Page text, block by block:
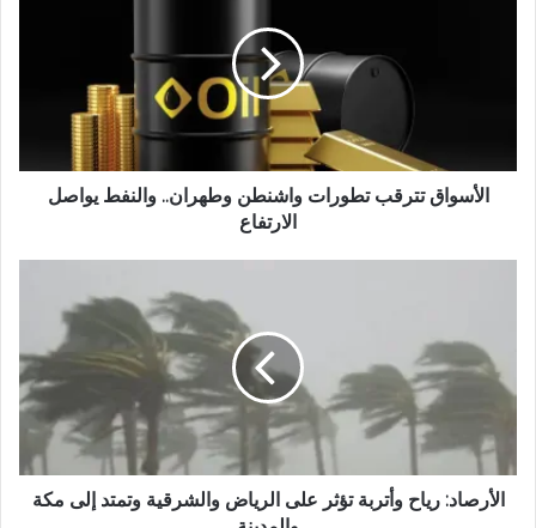
و
ي
ب
الأسواق تترقب تطورات واشنطن وطهران.. والنفط يواصل
الارتفاع
الأرصاد: رياح وأتربة تؤثر على الرياض والشرقية وتمتد إلى مكة